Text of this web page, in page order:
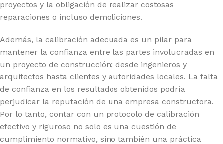
proyectos y la obligación de realizar costosas
reparaciones o incluso demoliciones.
Además, la calibración adecuada es un pilar para
mantener la confianza entre las partes involucradas en
un proyecto de construcción; desde ingenieros y
arquitectos hasta clientes y autoridades locales. La falta
de confianza en los resultados obtenidos podría
perjudicar la reputación de una empresa constructora.
Por lo tanto, contar con un protocolo de calibración
efectivo y riguroso no solo es una cuestión de
cumplimiento normativo, sino también una práctica